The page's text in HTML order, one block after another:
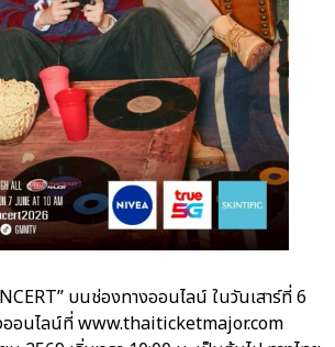
บนช่องทางออนไลน์ ในวันเสาร์ที่ 6
ออนไลน์ที่ www.thaiticketmajor.com